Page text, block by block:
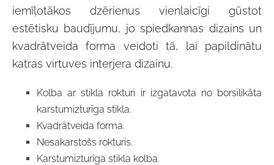
iemīļotākos dzērienus vienlaicīgi gūstot
estētisku baudījumu, jo spiedkannas dizains un
kvadrātveida forma veidoti tā, lai papildinātu
katras virtuves interjera dizainu.
Kolba ar stikla rokturi ir izgatavota no borsilikāta
karstumizturīga stikla.
Kvadrātveida forma.
Nesakarstošs rokturis.
Karstumizturīga stikla kolba.